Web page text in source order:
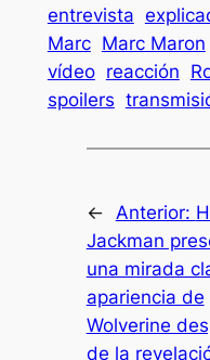
entrevista
Marc Marc Maron
vídeo reacción
spoilers
← Anterior:
Jackman
una mirada
apariencia de
Wolverine
de la